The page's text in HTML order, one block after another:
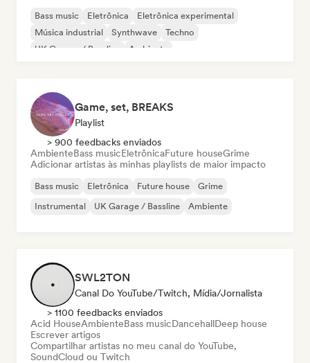
Bass music Eletrônica
Eletrônica experimental
Música industrial
Synthwave
Techno
UK Garage / Bassline
Ambiente
Game, set, BREAKS
Playlist
> 900 feedbacks enviados
AmbienteBass musicEletrônicaFuture houseGrime
Adicionar artistas às minhas playlists de maior impacto
Bass music Eletrônica Future house
Grime
Instrumental
UK Garage / Bassline Ambiente
SWL2TON
Canal Do YouTube/Twitch, Mídia/Jornalista
> 1100 feedbacks enviados
Acid HouseAmbienteBass musicDancehallDeep house
Escrever artigos
Compartilhar artistas no meu canal do YouTube,
SoundCloud ou Twitch